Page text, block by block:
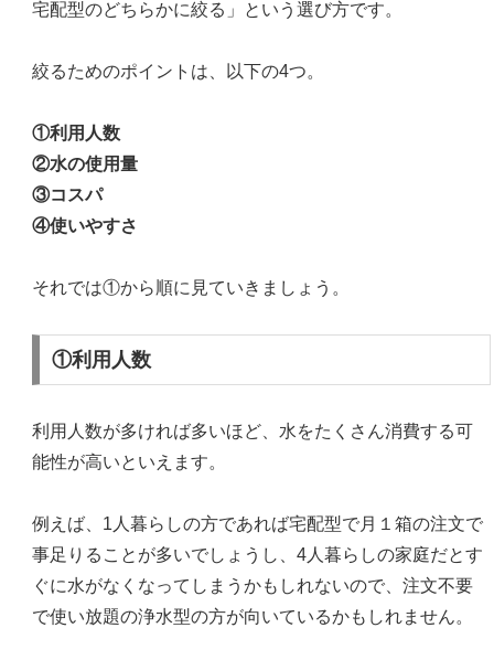
宅配型のどちらかに絞る」という選び方です。
絞るためのポイントは、以下の4つ。
①利用人数
②水の使用量
③コスパ
④使いやすさ
それでは①から順に見ていきましょう。
①利用人数
利用人数が多ければ多いほど、水をたくさん消費する可
能性が高いといえます。
例えば、1人暮らしの方であれば宅配型で月１箱の注文で
事足りることが多いでしょうし、4人暮らしの家庭だとす
ぐに水がなくなってしまうかもしれないので、注文不要
で使い放題の浄水型の方が向いているかもしれません。